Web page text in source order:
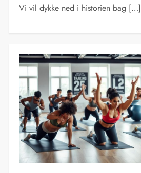
Vi vil dykke ned i historien bag […]